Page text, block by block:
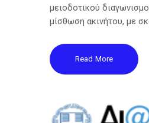
μειοδοτικού
μίσθωση ακινήτου, με
Read More